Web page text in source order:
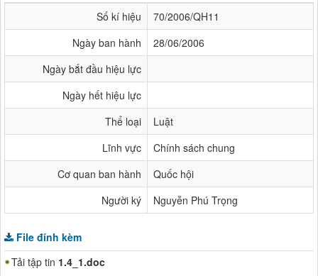
Số kí hiệu
70/2006/QH11
Ngày ban hành
28/06/2006
Ngày bắt đầu hiệu lực
Ngày hết hiệu lực
Thể loại
Luật
Lĩnh vực
Chính sách chung
Cơ quan ban hành
Quốc hội
Người ký
Nguyễn Phú Trọng
File đính kèm
Tải tập tin 1.4_1.doc